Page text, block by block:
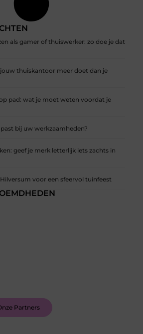
als gamer of thuiswerker: zo doe je dat
thuiskantoor meer doet dan je
pad: wat je moet weten voordat je
bij uw werkzaamheden?
geef je merk letterlijk iets zachts in
voor een sfeervol tuinfeest
Partners